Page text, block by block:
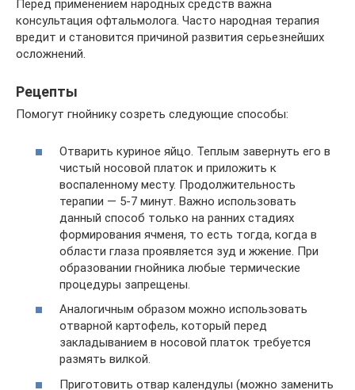
Перед применением народных средств важна
консультация офтальмолога. Часто народная терапия
вредит и становится причиной развития серьезнейших
осложнений.
Рецепты
Помогут гнойнику созреть следующие способы:
Отварить куриное яйцо. Теплым завернуть его в
чистый носовой платок и приложить к
воспаленному месту. Продолжительность
терапии — 5-7 минут. Важно использовать
данный способ только на ранних стадиях
формирования ячменя, то есть тогда, когда в
области глаза проявляется зуд и жжение. При
образовании гнойника любые термические
процедуры запрещены.
Аналогичным образом можно использовать
отварной картофель, который перед
закладыванием в носовой платок требуется
размять вилкой.
Приготовить отвар календулы (можно заменить